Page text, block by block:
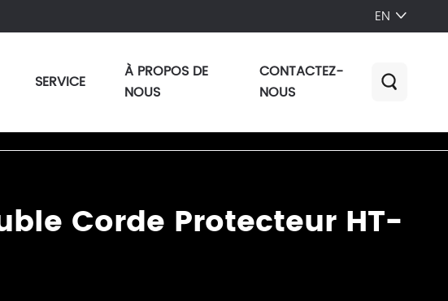
EN 
SERVICE
À PROPOS DE
NOUS
CONTACTEZ-
NOUS

Corde Protecteur HT-